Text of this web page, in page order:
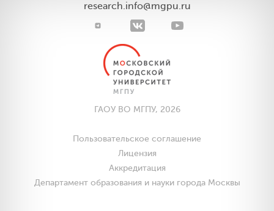
research.info@mgpu.ru
ГАОУ ВО МГПУ, 2026
Пользовательское соглашение
Лицензия
Аккредитация
Департамент образования и науки города Москвы